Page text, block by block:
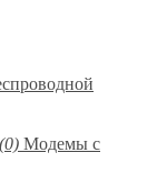
Модемы с